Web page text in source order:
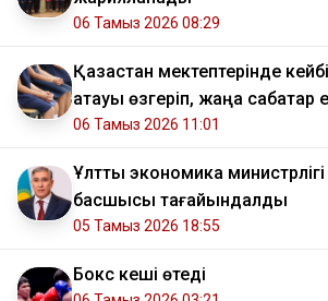
06 Тамыз 2026 08:29
Қазақстан мектептерінде
атауы өзгеріп, жаңа сабақтар
06 Тамыз 2026 11:01
Ұлттық экономика
басшысы тағайындалды
05 Тамыз 2026 18:55
Бокс кеші өтеді